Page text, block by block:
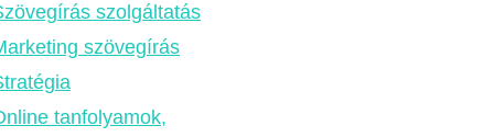
szolgáltatás
szövegírás
tanfolyamok,